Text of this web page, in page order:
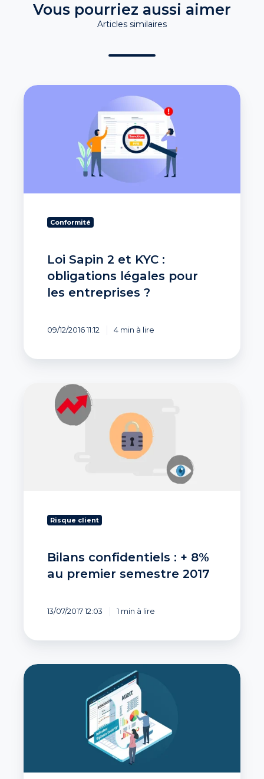
Vous pourriez aussi aimer
Articles similaires
Loi
entreprises
Conformité
Loi Sapin 2 et KYC :
obligations légales pour
les entreprises ?
09/12/2016 11:12 4 min à lire
confidentiels
Risque client
Bilans confidentiels : + 8%
au premier semestre 2017
13/07/2017 12:03 1 min à lire
L’Indicateur